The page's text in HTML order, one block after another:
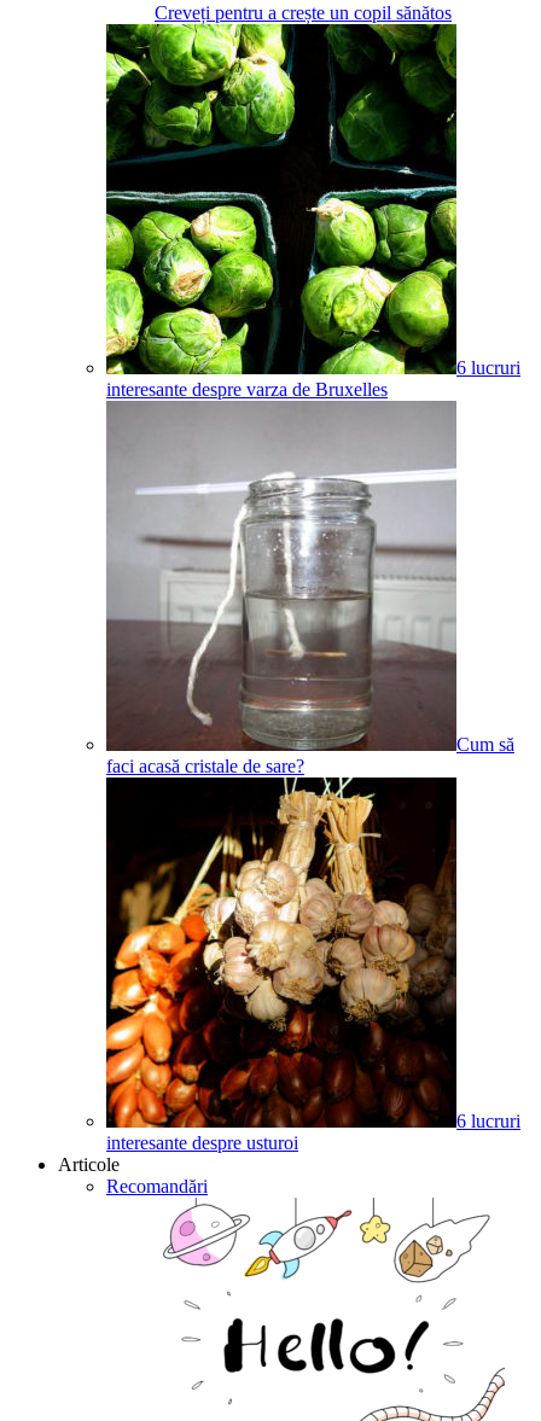
Creveți pentru a crește un copil sănătos
6 lucruri
interesante despre varza de Bruxelles
Cum să
faci acasă cristale de sare?
6 lucruri
interesante despre usturoi
Articole
Recomandări